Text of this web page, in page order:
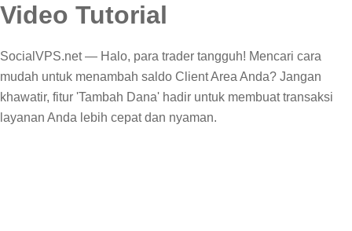
Video Tutorial
SocialVPS.net — Halo, para trader tangguh! Mencari cara
mudah untuk menambah saldo Client Area Anda? Jangan
khawatir, fitur 'Tambah Dana' hadir untuk membuat transaksi
layanan Anda lebih cepat dan nyaman.